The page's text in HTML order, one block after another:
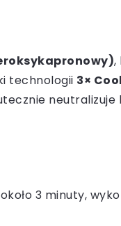
,
technologii 3×
3 minuty,